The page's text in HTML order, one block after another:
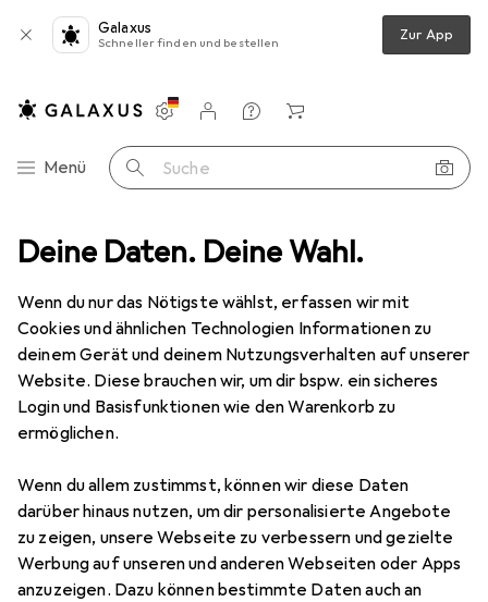
Deine Daten. Deine Wahl.
Wenn du nur das Nötigste wählst, erfassen wir mit
Cookies und ähnlichen Technologien Informationen zu
deinem Gerät und deinem Nutzungsverhalten auf unserer
Website. Diese brauchen wir, um dir bspw. ein sicheres
Login und Basisfunktionen wie den Warenkorb zu
ermöglichen.
Wenn du allem zustimmst, können wir diese Daten
darüber hinaus nutzen, um dir personalisierte Angebote
zu zeigen, unsere Webseite zu verbessern und gezielte
Werbung auf unseren und anderen Webseiten oder Apps
anzuzeigen. Dazu können bestimmte Daten auch an
Galaxus
Schneller finden und bestellen Zur App
Navigation nach Kategorien
Menü Suche
Einstellungen
Kundenkonto
Vergleichslisten
Merklisten
Warenkorb
Hüllen + Schutz Notebooktasche Noreve Lederschutzhülle
9 Bilder
NoreveLederschutzhülle
Preis in EUR inkl. MwSt.
EUR
189,–
16
Bewertungen Marke
Mehr von Noreve